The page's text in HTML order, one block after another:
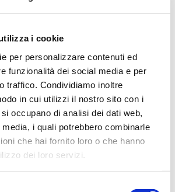
i cookie
per personalizzare contenuti ed
funzionalità dei social media e per
traffico. Condividiamo inoltre
in cui utilizzi il nostro sito con i
occupano di analisi dei dati web,
i quali potrebbero combinarle
che hai fornito loro o che hanno
dei loro servizi.